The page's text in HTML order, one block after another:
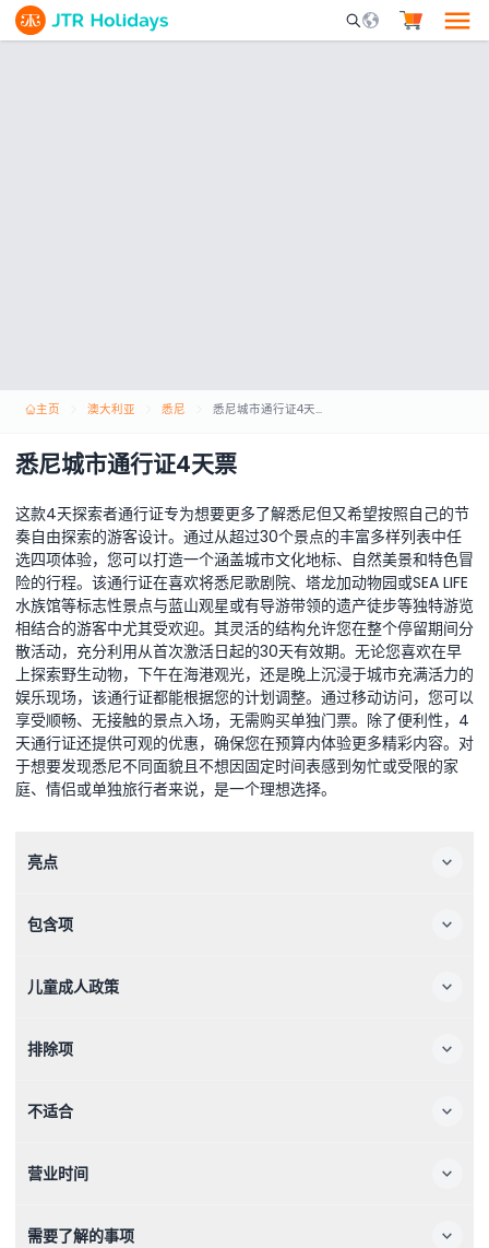
Mobile Search
主页 澳大利亚 悉尼 悉尼城市通行证4天票
悉尼城市通行证4天票
这款4天探索者通行证专为想要更多了解悉尼但又希望按照自己的节
奏自由探索的游客设计。通过从超过30个景点的丰富多样列表中任
选四项体验，您可以打造一个涵盖城市文化地标、自然美景和特色冒
险的行程。该通行证在喜欢将悉尼歌剧院、塔龙加动物园或SEA LIFE
水族馆等标志性景点与蓝山观星或有导游带领的遗产徒步等独特游览
相结合的游客中尤其受欢迎。其灵活的结构允许您在整个停留期间分
散活动，充分利用从首次激活日起的30天有效期。无论您喜欢在早
上探索野生动物，下午在海港观光，还是晚上沉浸于城市充满活力的
娱乐现场，该通行证都能根据您的计划调整。通过移动访问，您可以
享受顺畅、无接触的景点入场，无需购买单独门票。除了便利性，4
天通行证还提供可观的优惠，确保您在预算内体验更多精彩内容。对
于想要发现悉尼不同面貌且不想因固定时间表感到匆忙或受限的家
庭、情侣或单独旅行者来说，是一个理想选择。
亮点
包含项
儿童成人政策
排除项
不适合
营业时间
需要了解的事项